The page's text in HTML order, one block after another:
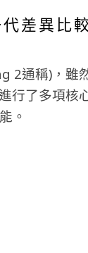
差異比較
2通稱)，雖
行了多項核
。